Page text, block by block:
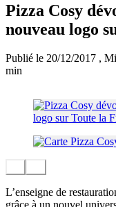
Pizza Cosy
nouveau logo
Publié le 20/12/2017 ,
min
L’enseigne de
grâce à un nouvel